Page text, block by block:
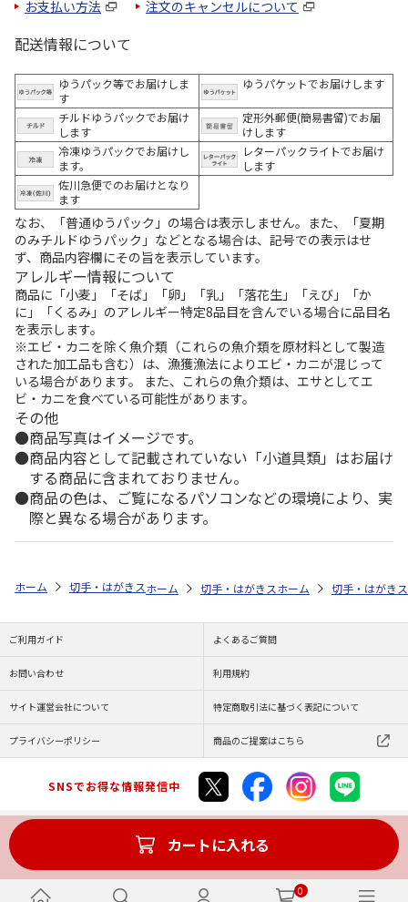
0
お支払い方法 注文のキャンセルについて
配送情報について
ゆうパック等でお届けしま
す
ゆうパケットでお届けします
チルドゆうパックでお届け
します
定形外郵便(簡易書留)でお届
けします
冷凍ゆうパックでお届けし
ます。
レターパックライトでお届け
します
佐川急便でのお届けとなり
ます
なお、「普通ゆうパック」の場合は表示しません。また、「夏期
のみチルドゆうパック」などとなる場合は、記号での表示はせ
ず、商品内容欄にその旨を表示しています。
アレルギー情報について
商品に「小麦」「そば」「卵」「乳」「落花生」「えび」「か
に」「くるみ」のアレルギー特定8品目を含んでいる場合に品目名
を表示します。
※エビ・カニを除く魚介類（これらの魚介類を原材料として製造
された加工品も含む）は、漁獲漁法によりエビ・カニが混じって
いる場合があります。 また、これらの魚介類は、エサとしてエ
ビ・カニを食べている可能性があります。
その他
商品写真はイメージです。
商品内容として記載されていない「小道具類」はお届け
する商品に含まれておりません。
商品の色は、ご覧になるパソコンなどの環境により、実
際と異なる場合があります。
カートに入れる
ホーム 切手・はがきストア 切手 100円切手 【特殊切手】国際
ホーム 切手・はがきストア 国際文通 【
ホーム 切手・はがき
ご利用ガイド よくあるご質問
お問い合わせ 利用規約
サイト運営会社について 特定商取引法に基づく表記について
プライバシーポリシー 商品のご提案はこちら
SNSでお得な情報発信中
Copyright (C) JAPAN POST Co.,Ltd. All Rights Reserved.